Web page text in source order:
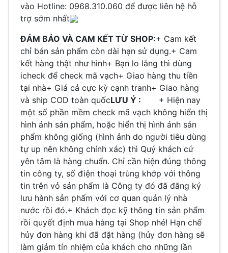
vào Hotline: 0968.310.060 để được liên hệ hỗ
trợ sớm nhất
ĐẢM BẢO VÀ CAM KẾT TỪ SHOP:+ Cam kết
chỉ bán sản phẩm còn dài hạn sử dụng.+ Cam
kết hàng thật như hình+ Bạn lo lắng thì dùng
icheck để check mã vạch+ Giao hàng thu tiền
tại nhà+ Giá cả cực kỳ cạnh tranh+ Giao hàng
và ship COD toàn quốcLƯU Ý : + Hiện nay
một số phần mềm check mã vạch không hiển thị
hình ảnh sản phẩm, hoặc hiển thị hình ảnh sản
phẩm không giống (hình ảnh do người tiêu dùng
tự up nên không chính xác) thì Quý khách cứ
yên tâm là hàng chuẩn. Chỉ cần hiện đúng thông
tin công ty, số điện thoại trùng khớp với thông
tin trên vỏ sản phẩm là Công ty đó đã đăng ký
lưu hành sản phẩm với cơ quan quản lý nhà
nước rồi đó.+ Khách đọc kỹ thông tin sản phẩm
rồi quyết định mua hàng tại Shop nhé! Hạn chế
hủy đơn hàng khi đã đặt hàng (hủy đơn hàng sẽ
làm giảm tín nhiệm của khách cho những lần